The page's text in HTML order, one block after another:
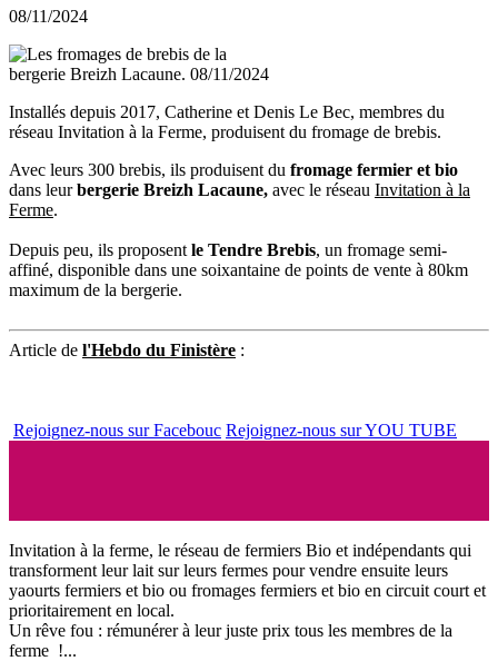
08/11/2024
Installés depuis 2017, Catherine et Denis Le Bec, membres du
réseau Invitation à la Ferme, produisent du fromage de brebis.
Avec leurs 300 brebis, ils produisent du fromage fermier et bio
dans leurbergerie Breizh Lacaune, avec le réseau Invitation à la
Ferme.
Depuis peu, ils proposent le Tendre Brebis, un fromage semi-
affiné, disponible dans une soixantaine de points de vente à 80km
maximum de la bergerie.
Article de l'Hebdo du Finistère :
Rejoignez-nous sur Facebouc Rejoignez-nous sur YOU TUBE
Invitation à la ferme, le réseau de fermiers Bio et indépendants qui
transforment leur lait sur leurs fermes pour vendre ensuite leurs
yaourts fermiers et bio ou fromages fermiers et bio en circuit court et
prioritairement en local.
Un rêve fou : rémunérer à leur juste prix tous les membres de la
ferme !...